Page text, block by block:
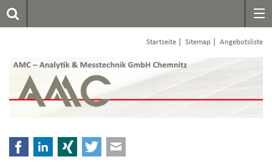
Startseite Sitemap Angebotsliste
FacebookLinkedInXing Twitter